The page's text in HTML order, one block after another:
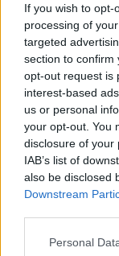
If you wish to
processing of
targeted
section to confirm
opt-out request is
interest-based
us or personal
your opt-out. You
disclosure of your
IAB’s list of
also be disclosed
Downstream
Personal
А за
2 кутии цигари
9.6.19
dedoto1
Редовен
е тея две